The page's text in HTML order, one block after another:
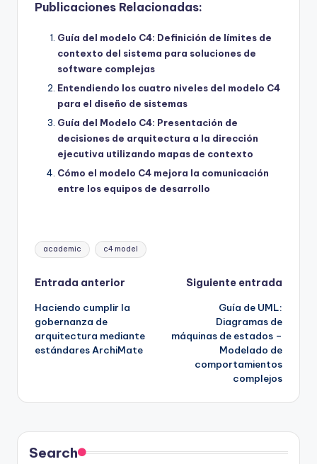
Publicaciones Relacionadas:
Guía del modelo C4: Definición de límites de
contexto del sistema para soluciones de
software complejas
Entendiendo los cuatro niveles del modelo C4
para el diseño de sistemas
Guía del Modelo C4: Presentación de
decisiones de arquitectura a la dirección
ejecutiva utilizando mapas de contexto
Cómo el modelo C4 mejora la comunicación
entre los equipos de desarrollo
Etiquetas:
academic c4 model
Navegación
de
entradas
Entrada anterior
Haciendo cumplir la
gobernanza de
arquitectura mediante
estándares ArchiMate
Siguiente entrada
Guía de UML:
Diagramas de
máquinas de estados –
Modelado de
comportamientos
complejos
Search